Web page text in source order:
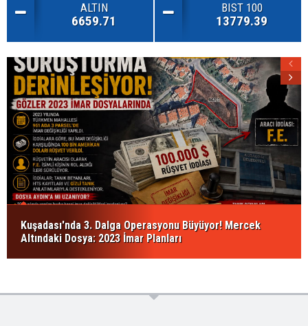
ALTIN
6659.71
BIST 100
13779.39
Kuşadası'nda 3. Dalga Operasyonu Büyüyor! Mercek
Altındaki Dosya: 2023 İmar Planları